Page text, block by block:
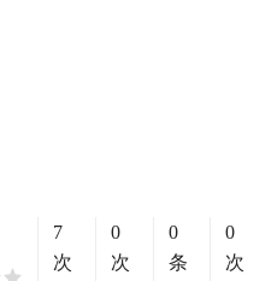
7
次
0
次
0
条
0
次